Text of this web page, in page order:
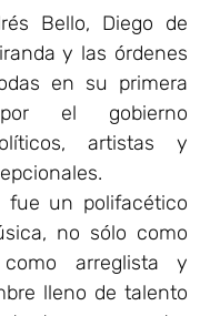
Bello, Diego de
y las órdenes
en su primera
el gobierno
artistas y
fue un polifacético
no sólo como
arreglista y
lleno de talento